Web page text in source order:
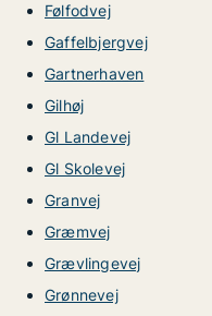
Følfodvej
Gaffelbjergvej
Gartnerhaven
Gilhøj
Gl Landevej
Gl Skolevej
Granvej
Græmvej
Grævlingevej
Grønnevej